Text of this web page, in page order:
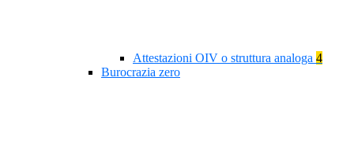
Attestazioni OIV o struttura analoga 4
Burocrazia zero